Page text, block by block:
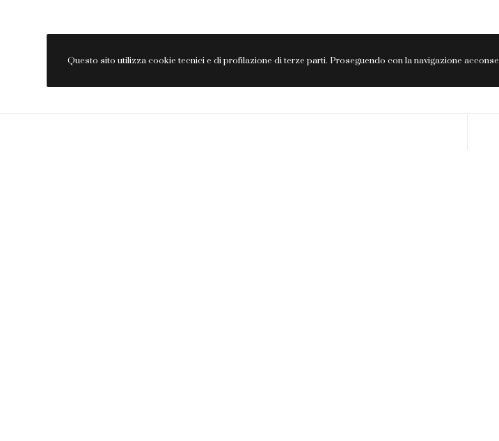
Questo sito utilizza cookie tecnici e di profilazione di terze parti. Proseguendo con la navigazione